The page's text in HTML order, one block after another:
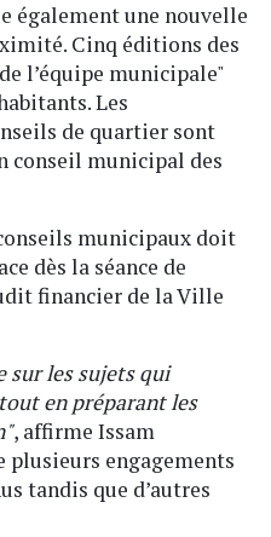
également une nouvelle
Cinq éditions des
l’équipe municipale"
Les
de quartier sont
conseil municipal des
municipaux doit
dès la séance de
financier de la Ville
sur les sujets qui
en préparant les
, affirme Issam
plusieurs engagements
tandis que d’autres